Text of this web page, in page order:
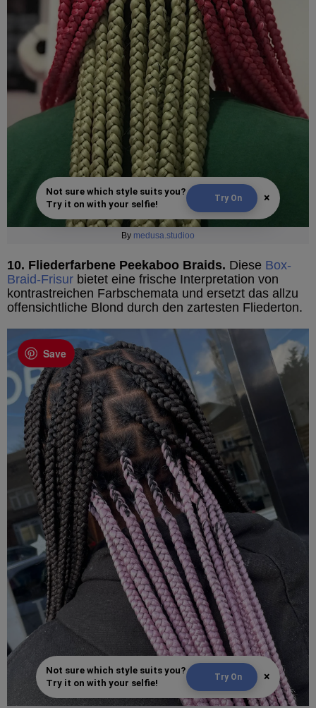
Not sure which style suits you?
Try it on with your selfie!
Try On ×
By medusa.studioo
10. Fliederfarbene Peekaboo Braids. Diese Box-
Braid-Frisur bietet eine frische Interpretation von
kontrastreichen Farbschemata und ersetzt das allzu
offensichtliche Blond durch den zartesten Fliederton.
Save
Not sure which style suits you?
Try it on with your selfie!
Try On ×